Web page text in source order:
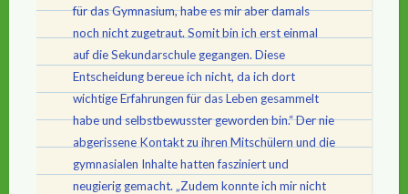
für das Gymnasium, habe es mir aber damals
noch nicht zugetraut. Somit bin ich erst einmal
auf die Sekundarschule gegangen. Diese
Entscheidung bereue ich nicht, da ich dort
wichtige Erfahrungen für das Leben gesammelt
habe und selbstbewusster geworden bin.“ Der nie
abgerissene Kontakt zu ihren Mitschülern und die
gymnasialen Inhalte hatten fasziniert und
neugierig gemacht. „Zudem konnte ich mir nicht